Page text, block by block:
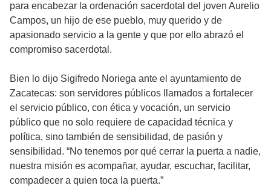
para encabezar la ordenación sacerdotal del joven Aurelio
Campos, un hijo de ese pueblo, muy querido y de
apasionado servicio a la gente y que por ello abrazó el
compromiso sacerdotal.
Bien lo dijo Sigifredo Noriega ante el ayuntamiento de
Zacatecas: son servidores públicos llamados a fortalecer
el servicio público, con ética y vocación, un servicio
público que no solo requiere de capacidad técnica y
política, sino también de sensibilidad, de pasión y
sensibilidad. “No tenemos por qué cerrar la puerta a nadie,
nuestra misión es acompañar, ayudar, escuchar, facilitar,
compadecer a quien toca la puerta.”